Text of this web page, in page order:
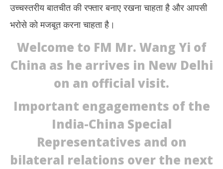
भरोसे की मजबूती पर जोर
August
18,
उच्चस्तरीय बातचीत की रफ्तार बनाए रखना चाहता है और आपसी
भरोसे को मजबूत करना चाहता है।
Welcome to FM Mr. Wang Yi of
China as he arrives in New Delhi
on an official visit.
Important engagements of the
India-China Special
Representatives and on
bilateral relations over the next